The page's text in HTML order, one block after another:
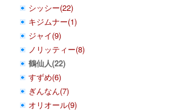
シッシー(22)
キジムナー(1)
ジャイ(9)
ノリッティー(8)
鶴仙人(22)
すずめ(6)
ぎんなん(7)
オリオール(9)